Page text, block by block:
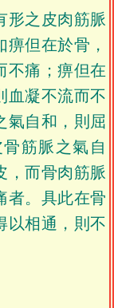
形之皮肉筋脈
但在於骨，
不痛；痹但在
血凝不流而不
氣自和，則屈
筋脈之氣自
，而骨肉筋脈
者。具此在骨
以相通，則不